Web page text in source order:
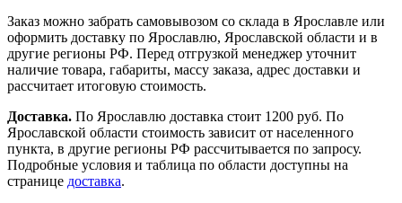
Заказ можно забрать самовывозом со склада в Ярославле или
оформить доставку по Ярославлю, Ярославской области и в
другие регионы РФ. Перед отгрузкой менеджер уточнит
наличие товара, габариты, массу заказа, адрес доставки и
рассчитает итоговую стоимость.
Доставка. По Ярославлю доставка стоит 1200 руб. По
Ярославской области стоимость зависит от населенного
пункта, в другие регионы РФ рассчитывается по запросу.
Подробные условия и таблица по области доступны на
странице доставка.